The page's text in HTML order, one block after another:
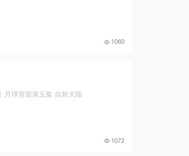
1060
月球背面第五集 自新大陆
1072